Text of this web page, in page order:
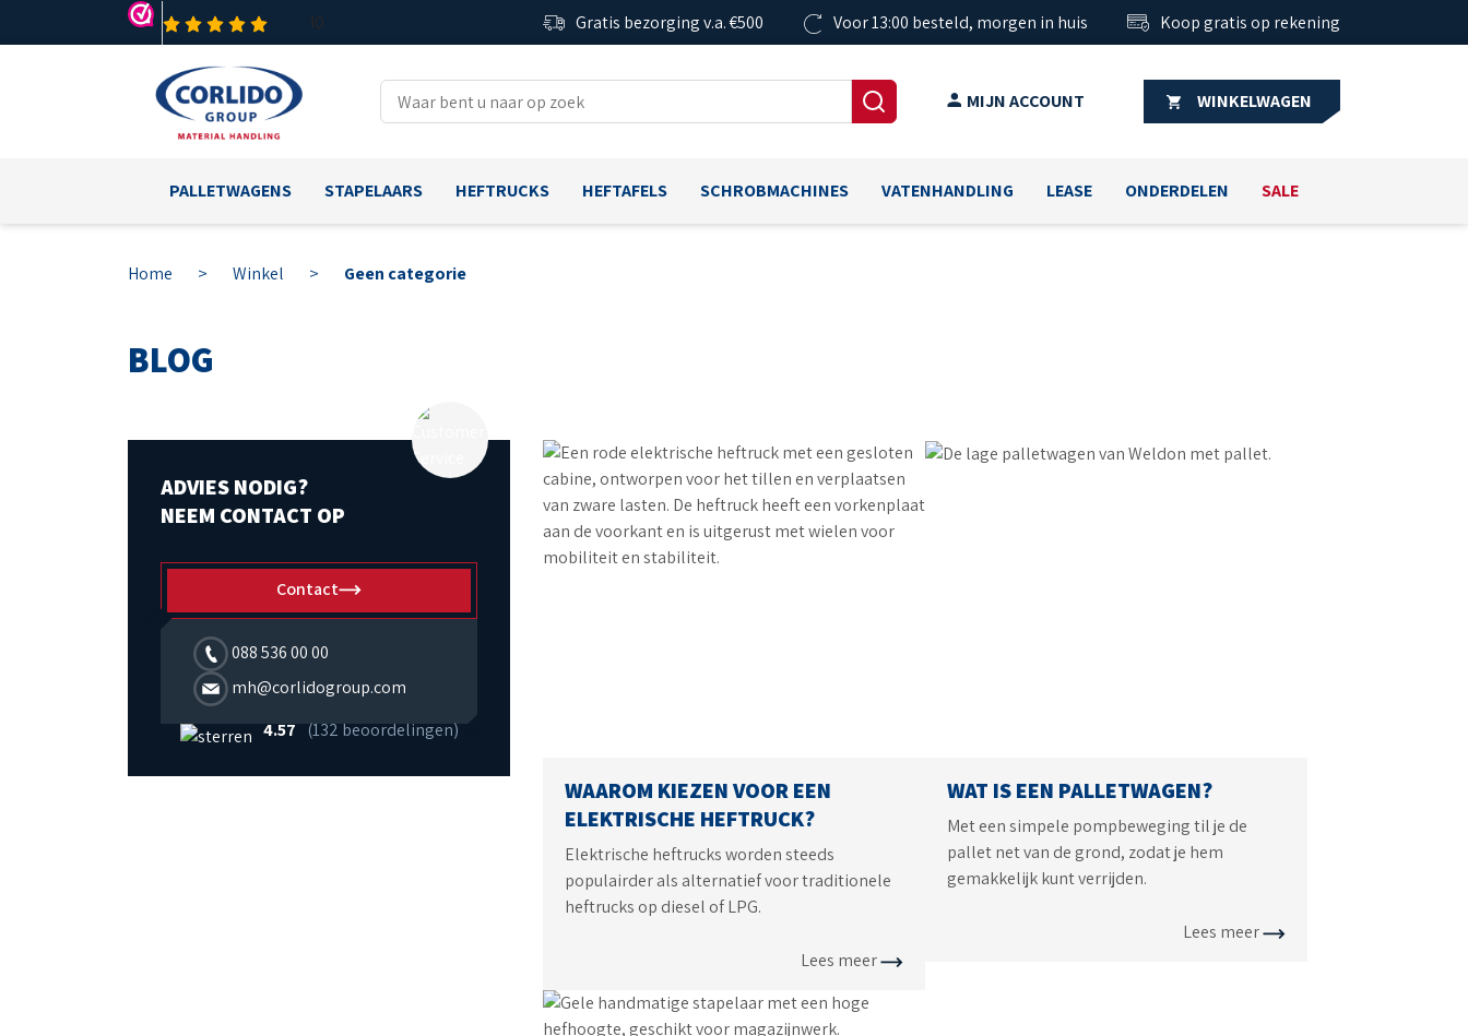
Gratis bezorging v.a. €500 Voor 13:00 besteld, morgen in huis Koop gratis op rekening
MIJN ACCOUNT WINKELWAGEN
PALLETWAGENS STAPELAARS HEFTRUCKS HEFTAFELS SCHROBMACHINES VATENHANDLING LEASE ONDERDELEN SALE
Home > Winkel > Geen categorie
BLOG
ADVIES NODIG?
NEEM CONTACT OP
Contact
088 536 00 00
mh@corlidogroup.com
4.57 (132 beoordelingen)
WAAROM KIEZEN VOOR EEN
ELEKTRISCHE HEFTRUCK?
Elektrische heftrucks worden steeds
populairder als alternatief voor traditionele
heftrucks op diesel of LPG.
Lees meer
WAT IS EEN PALLETWAGEN?
Met een simpele pompbeweging til je de
pallet net van de grond, zodat je hem
gemakkelijk kunt verrijden.
Lees meer